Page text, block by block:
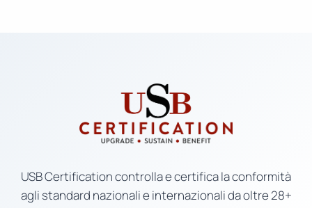
USB Certification controlla e certifica la conformità
agli standard nazionali e internazionali da oltre 28+